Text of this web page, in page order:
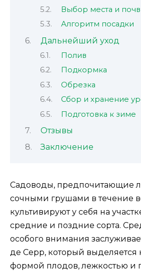
Выбор места и
Алгоритм посадки
Дальнейший уход
Полив
Подкормка
Обрезка
Сбор и хранение
Подготовка к зиме
Отзывы
Заключение
Садоводы, предпочитающие
сочными грушами в течение
культивируют у себя на
средние и поздние сорта.
особого внимания
де Серр, который выделяется
формой плодов, лежкостью и